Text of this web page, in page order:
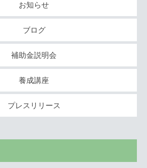
お知らせ
ブログ
補助金説明会
養成講座
プレスリリース